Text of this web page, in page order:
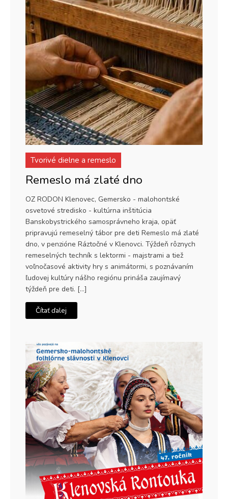
Tvorivé dielne a remeslo
Remeslo má zlaté dno
OZ RODON Klenovec, Gemersko - malohontské
osvetové stredisko - kultúrna inštitúcia
Banskobystrického samosprávneho kraja, opäť
pripravujú remeselný tábor pre deti Remeslo má zlaté
dno, v penzióne Ráztočné v Klenovci. Týždeň rôznych
remeselných techník s lektormi - majstrami a tiež
voľnočasové aktivity hry s animátormi, s poznávaním
ľudovej kultúry nášho regiónu prináša zaujímavý
týždeň pre deti. […]
Čítať ďalej